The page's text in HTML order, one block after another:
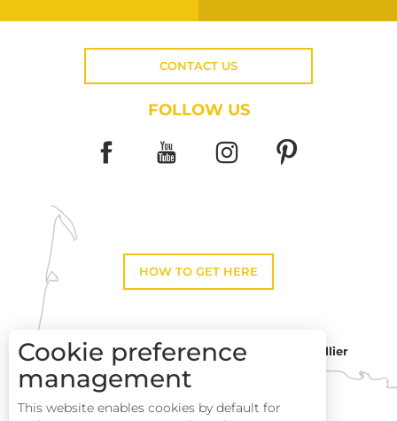
CONTACT US
FOLLOW US
HOW TO GET HERE
Toulouse
Montpellier
Perpignan
Cookie preference
management
This website enables cookies by default for